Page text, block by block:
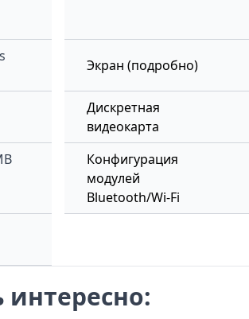
Экран (подробно)
Дискретная
видеокарта
Конфигурация
модулей
Bluetooth/Wi-Fi